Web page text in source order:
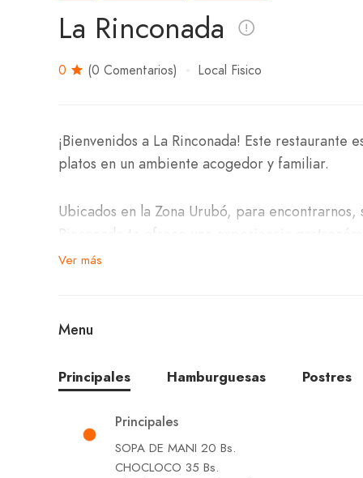
La Rinconada
0 (0 Comentarios) Local Fisico
¡Bienvenidos a La Rinconada! Este
platos en un ambiente acogedor y familiar.
Ubicados en la Zona Urubó, para
Rinconada te ofrece una experiencia
agradable.
de s, picada de cuadril, queperi al horno, pollo
de frutas, flan casero, chocotorta, arroz con
Para acompañar tu comida, ofrecemos una
cervezas.
Ver más
Menu
Principales Hamburguesas Postres
Principales
SOPA DE MANI 20 Bs.
CHOCLOCO 35 Bs.